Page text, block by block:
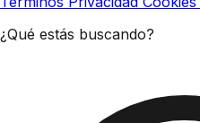
¿Qué estás buscando?